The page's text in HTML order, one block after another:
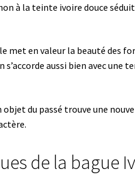
à la teinte ivoire douce
met en valeur la beauté des
aussi bien avec une
objet du passé trouve une
de la bague